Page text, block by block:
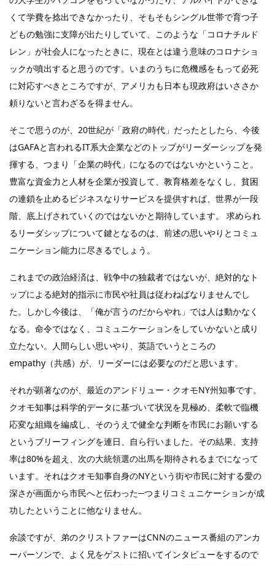
くて学費を捻出できなかったり、そもそもシングル世帯で育つ子
どもの勉強に支障が出たりしていて、このような「コロナチルド
レン」が社会人になったときに、現在とは違う意味のコロナショ
ックが噴出すると思うのです。いまのうちに危機感をもって必死
に対応すべきところですが、アメリカも日本も現政府はいささか
頼りないと言わざるを得ません。
そこで思うのが、20世紀が「政府の時代」だったとしたら、今後
はGAFAと言われるIT系大企業などのトップがリーダーシップを発
揮する、つまり「企業の時代」になるのではないかということ。
豊富な資金力と人材を企業が投資して、教育格差をなくし、貧困
の連鎖を止めるビジネスなりサービスを提供すれば、世界が一段
階、底上げされていくのではないかと期待しています。 求められ
るリーダシップについて鍵となるのは、前述の思いやりとコミュ
ニケーション能力に尽きるでしょう。
これまでの政治経済は、戦争中の独裁者ではないが、絶対的なト
ップによる絶対的指示に市民や社員は従わねばなりませんでし
た。しかし今後は、「俺が言うのだからやれ」では人は動かなく
なる。命令ではなく、コミュニケーションをしていかないと成り
立たない。人間らしい思いやり、英語でいうところの
empathy（共感）が、リーダーには必要なのだと思います。
それが顕著なのが、最近のアンドリュー・クオモNY州知事です。
クオモ知事は科学的データに基づいて状況を見極め、柔軟で臨機
応変な組織を編成し、そのうえで健全な判断を市民にお願いする
というブリーフィングを連日、自ら行いました。その結果、支持
率は80%を超え、次の大統領選の出馬を期待されるまでになって
います。それはクオモ知事自身のNYという街や市民に対する愛の
深さが画面から市民へと伝わった─つまりコミュニケーションが成
功したということに他なりません。
余談ですが、弟のクリストファーはCNNのニュース番組のアンカ
ーパーソンで、よく兄をゲストに招いてインタビューをするので